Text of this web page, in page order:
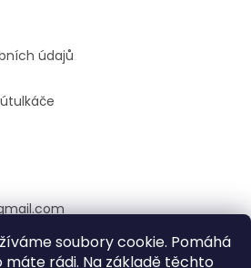
soubory cookie. Pomáhá
rádi. Na základě těchto
údajů